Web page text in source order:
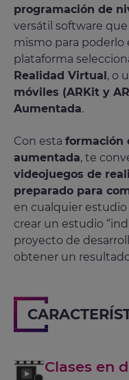
programación de
versátil software
mismo para
plataforma
Realidad Virtual, o
móviles (ARKit y
Aumentada.
Con esta formación
aumentada, te
videojuegos de
preparado para
en cualquier
crear un estudio
proyecto de
obtener un
Clases en